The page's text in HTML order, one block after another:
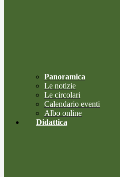
Panoramica
Le notizie
Le circolari
Calendario eventi
Albo online
Didattica